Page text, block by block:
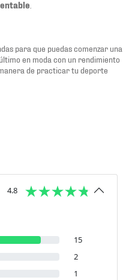
para que puedas comenzar una
en moda con un rendimiento
de practicar tu deporte
4.8
15
2
1